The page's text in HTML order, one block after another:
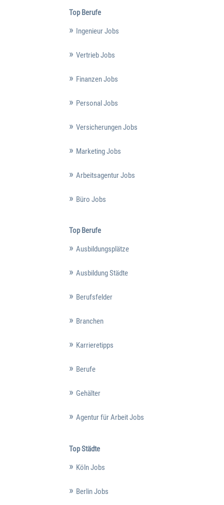
Top Berufe
Ingenieur Jobs
Vertrieb Jobs
Finanzen Jobs
Personal Jobs
Versicherungen Jobs
Marketing Jobs
Arbeitsagentur Jobs
Büro Jobs
Top Berufe
Ausbildungsplätze
Ausbildung Städte
Berufsfelder
Branchen
Karrieretipps
Berufe
Gehälter
Agentur für Arbeit Jobs
Top Städte
Köln Jobs
Berlin Jobs